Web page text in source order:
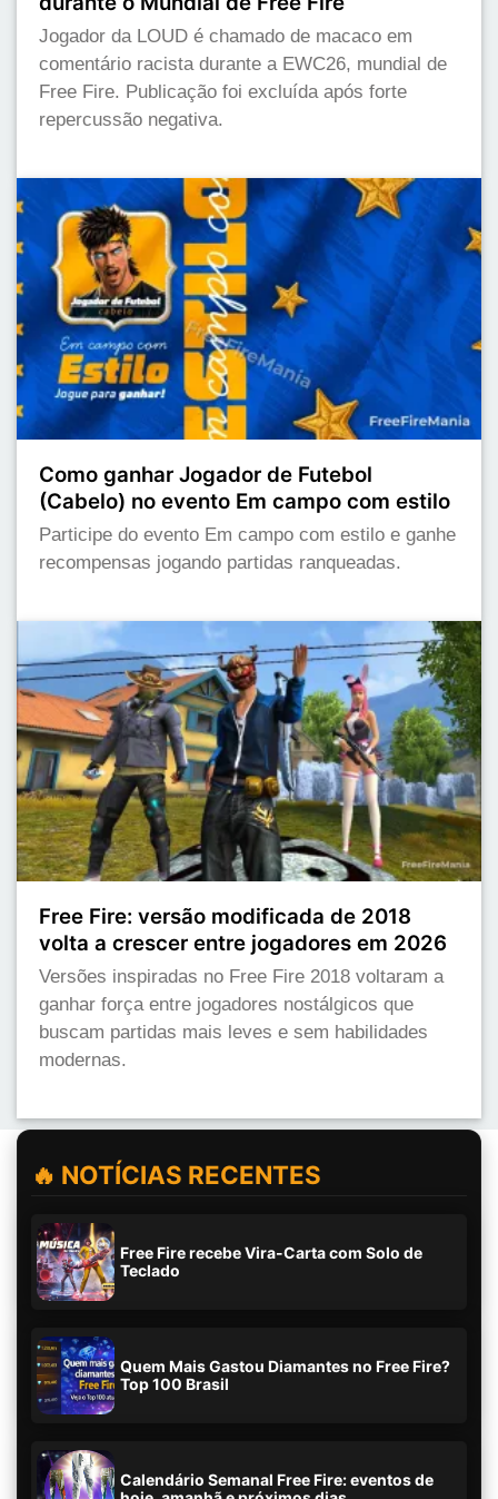
Jogador da LOUD é chamado de macaco em
comentário racista durante a EWC26, mundial de
Free Fire. Publicação foi excluída após forte
repercussão negativa.
Como ganhar Jogador de Futebol
(Cabelo) no evento Em campo com estilo
Participe do evento Em campo com estilo e ganhe
recompensas jogando partidas ranqueadas.
Free Fire: versão modificada de 2018
volta a crescer entre jogadores em 2026
Versões inspiradas no Free Fire 2018 voltaram a
ganhar força entre jogadores nostálgicos que
buscam partidas mais leves e sem habilidades
modernas.
🔥 NOTÍCIAS RECENTES
Free Fire recebe Vira-Carta com Solo de
Teclado
Quem Mais Gastou Diamantes no Free Fire?
Top 100 Brasil
Calendário Semanal Free Fire: eventos de